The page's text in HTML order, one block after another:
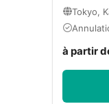
Tokyo,
à partir